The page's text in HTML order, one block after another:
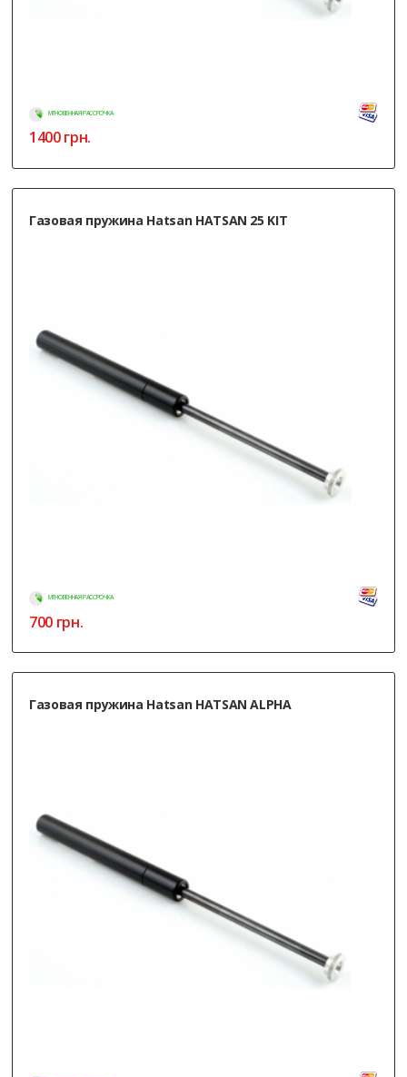
МГНОВЕННАЯ РАССРОЧКА
1400грн.
Газовая пружина Hatsan HATSAN 25 KIT
МГНОВЕННАЯ РАССРОЧКА
700грн.
Газовая пружина Hatsan HATSAN ALPHA